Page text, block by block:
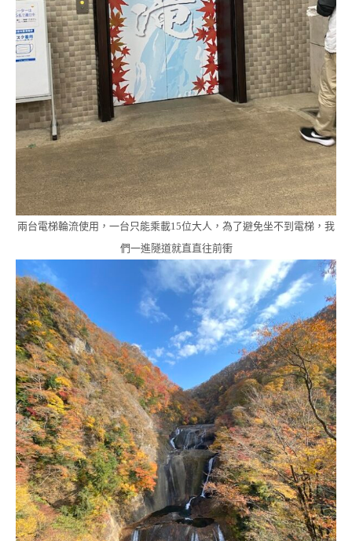
兩台電梯輪流使用，一台只能乘載15位大人，為了避免坐不到電梯，我
們一進隧道就直直往前衝